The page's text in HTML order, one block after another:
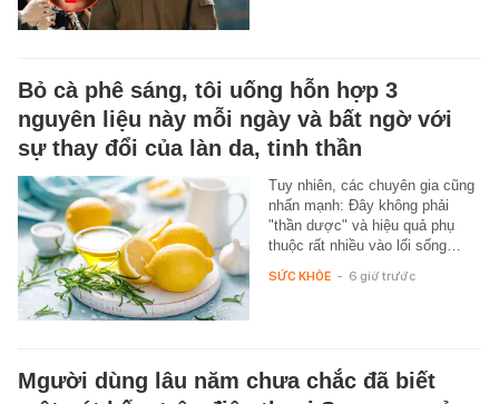
Bỏ cà phê sáng, tôi uống hỗn hợp 3
nguyên liệu này mỗi ngày và bất ngờ với
sự thay đổi của làn da, tinh thần
Tuy nhiên, các chuyên gia cũng
nhấn mạnh: Đây không phải
"thần dược" và hiệu quả phụ
thuộc rất nhiều vào lối sống…
SỨC KHỎE - 6 giờ trước
Mgười dùng lâu năm chưa chắc đã biết